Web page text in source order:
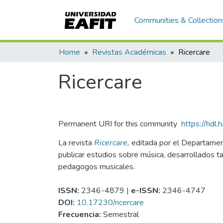
Communities &
Home Revistas Académicas Ricercare
Ricercare
Permanent URI for this community https://
La revista Ricercare, editada por el
publicar estudios sobre música, desarrollados
pedagogos musicales.
ISSN: 2346-4879 | e-ISSN: 2346-4747
DOI: 10.17230/ricercare
Frecuencia: Semestral